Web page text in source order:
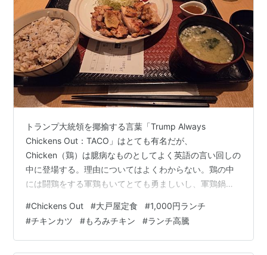
トランプ大統領を揶揄する言葉「Trump Always
Chickens Out：TACO」はとても有名だが、
Chicken（鶏）は臆病なものとしてよく英語の言い回しの
中に登場する。理由についてはよくわからない。鶏の中
には闘鶏をする軍鶏もいてとても勇ましいし、軍鶏鍋も
「これを喰うと臆病になる」と言っているわけではな
い。 ただ、最近外食チェーンの値上げがすごくて
「Chickens Out」したくなることがよくある。代表的な
#Chickens Out #大戸屋定食 #1,000円ランチ
#チキンカツ #もろみチキン #ランチ高騰